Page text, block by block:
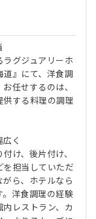
グジュアリーホ
』にて、洋食調
任せするのは、
する料理の調理
く
け、後片付け、
担当していただ
ら、ホテルなら
。洋食調理の経験
レストラン、カ